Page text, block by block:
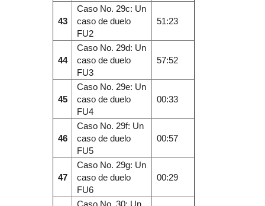
43
Caso No. 29c: Un
caso de duelo
FU2
51:23
44
Caso No. 29d: Un
caso de duelo
FU3
57:52
45
Caso No. 29e: Un
caso de duelo
FU4
00:33
46
Caso No. 29f: Un
caso de duelo
FU5
00:57
47
Caso No. 29g: Un
caso de duelo
FU6
00:29
Caso No. 30: Un